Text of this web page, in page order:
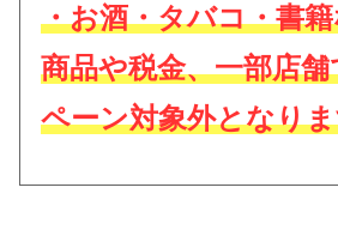
・お酒・タバコ・書
商品や税金、一部店
ペーン対象外となり